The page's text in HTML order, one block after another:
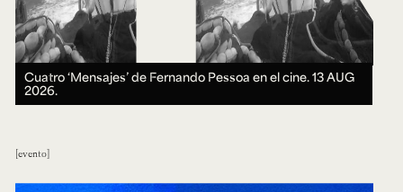
Cuatro ‘Mensajes’ de Fernando Pessoa en el cine.13 AUG
2026.
evento